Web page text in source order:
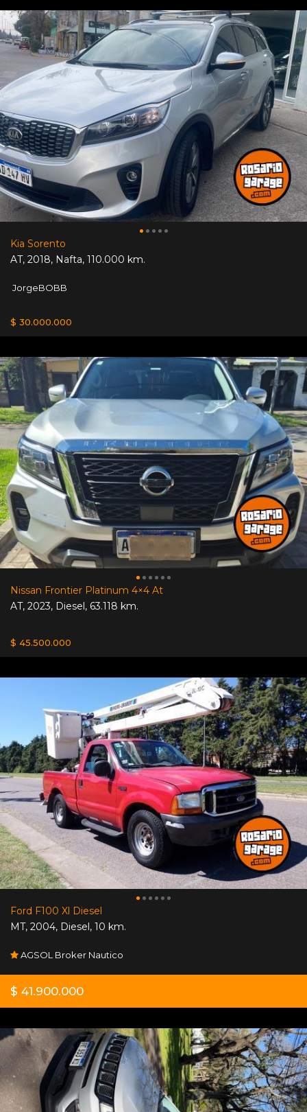
Kia Sorento
AT, 2018, Nafta, 110.000 km.
JorgeBOBB
$ 30.000.000
Nissan Frontier Platinum 4×4 At
AT, 2023, Diesel, 63.118 km.
$ 45.500.000
Ford F100 Xl Diesel
MT, 2004, Diesel, 10 km.
AGSOL Broker Nautico
$ 41.900.000